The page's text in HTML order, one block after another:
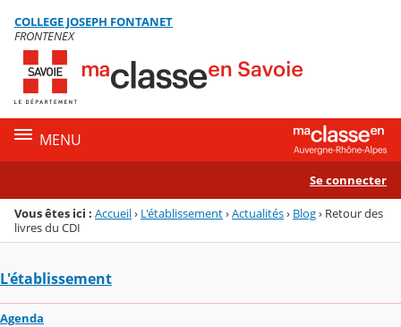
Menu de la rubrique
Contenu
COLLEGE JOSEPH FONTANET
FRONTENEX
MENU
Se connecter
Vous êtes ici : Accueil› L'établissement›Actualités› Blog› Retour des
livres du CDI
L'établissement
Agenda